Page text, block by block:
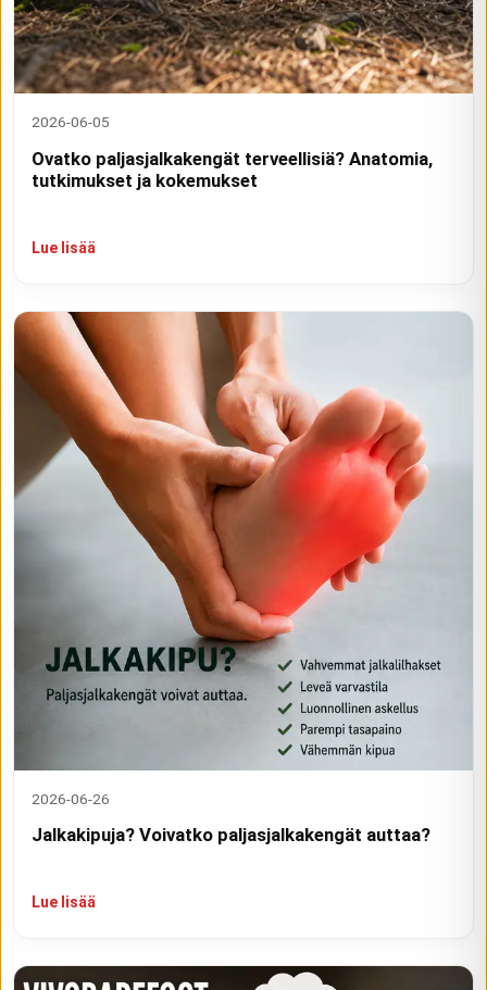
2026-06-05
Ovatko paljasjalkakengät terveellisiä? Anatomia,
tutkimukset ja kokemukset
Lue lisää
2026-06-26
Jalkakipuja? Voivatko paljasjalkakengät auttaa?
Lue lisää